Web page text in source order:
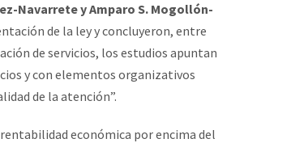
Navarrete y Amparo S. Mogollón-
de la ley y concluyeron, entre
de servicios, los estudios apuntan
y con elementos organizativos
de la atención”.
económica por encima del